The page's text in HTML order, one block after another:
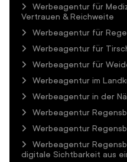
Werbeagentur für
Vertrauen & Reichweite
Werbeagentur für
Werbeagentur für
Werbeagentur für
Werbeagentur im
Werbeagentur in der
Werbeagentur
Werbeagentur
Werbeagentur
digitale Sichtbarkeit aus